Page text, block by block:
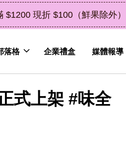
送禮自用兩相宜 了解詳情
落格 企業禮盒 媒體報導
式上架 #味全